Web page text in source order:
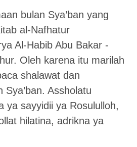
bulan Sya’ban yang
al-Nafhatur
Al-Habib Abu Bakar -
Oleh karena itu marilah
shalawat dan
Sya’ban. Assholatu
ya sayyidii ya Rosululloh,
hilatina, adrikna ya